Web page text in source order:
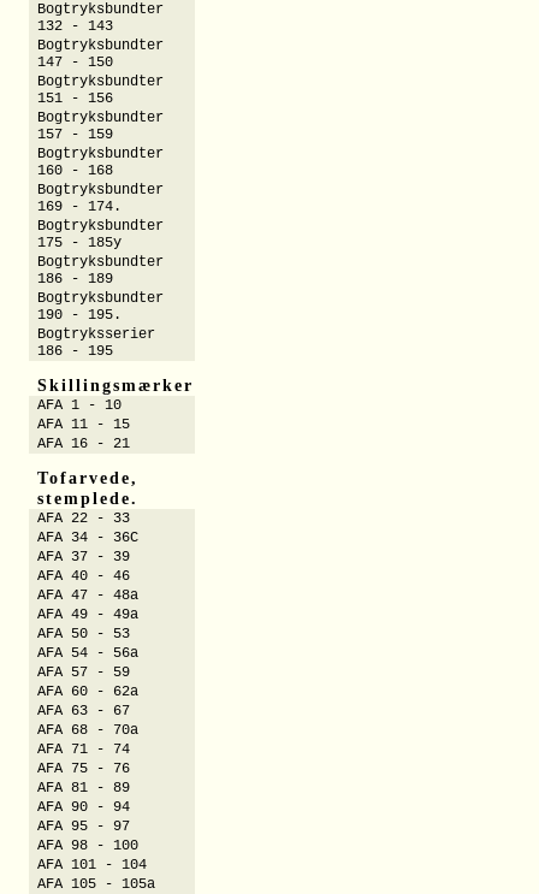
Bogtryksbundter
132 - 143
Bogtryksbundter
147 - 150
Bogtryksbundter
151 - 156
Bogtryksbundter
157 - 159
Bogtryksbundter
160 - 168
Bogtryksbundter
169 - 174.
Bogtryksbundter
175 - 185y
Bogtryksbundter
186 - 189
Bogtryksbundter
190 - 195.
Bogtryksserier
186 - 195
Skillingsmærker
AFA 1 - 10
AFA 11 - 15
AFA 16 - 21
Tofarvede,
stemplede.
AFA 22 - 33
AFA 34 - 36C
AFA 37 - 39
AFA 40 - 46
AFA 47 - 48a
AFA 49 - 49a
AFA 50 - 53
AFA 54 - 56a
AFA 57 - 59
AFA 60 - 62a
AFA 63 - 67
AFA 68 - 70a
AFA 71 - 74
AFA 75 - 76
AFA 81 - 89
AFA 90 - 94
AFA 95 - 97
AFA 98 - 100
AFA 101 - 104
AFA 105 - 105a